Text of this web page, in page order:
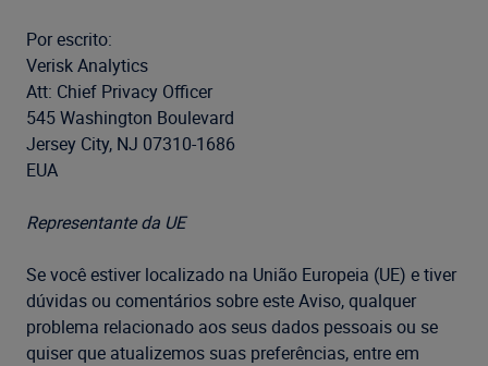
Por escrito:
Verisk Analytics
Att: Chief Privacy Officer
545 Washington Boulevard
Jersey City, NJ 07310-1686
EUA
Representante da UE
Se você estiver localizado na União Europeia (UE) e tiver
dúvidas ou comentários sobre este Aviso, qualquer
problema relacionado aos seus dados pessoais ou se
quiser que atualizemos suas preferências, entre em